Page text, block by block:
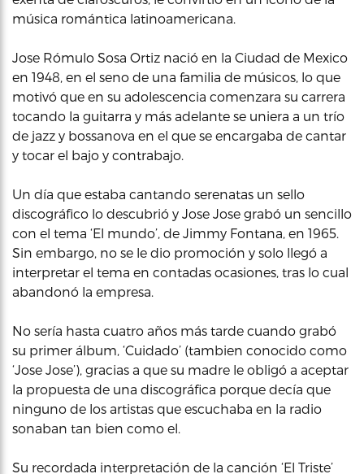
música romántica latinoamericana.
Jose Rómulo Sosa Ortiz nació en la Ciudad de Mexico
en 1948, en el seno de una familia de músicos, lo que
motivó que en su adolescencia comenzara su carrera
tocando la guitarra y más adelante se uniera a un trío
de jazz y bossanova en el que se encargaba de cantar
y tocar el bajo y contrabajo.
Un día que estaba cantando serenatas un sello
discográfico lo descubrió y Jose Jose grabó un sencillo
con el tema ‘El mundo’, de Jimmy Fontana, en 1965.
Sin embargo, no se le dio promoción y solo llegó a
interpretar el tema en contadas ocasiones, tras lo cual
abandonó la empresa.
No sería hasta cuatro años más tarde cuando grabó
su primer álbum, ‘Cuidado’ (tambien conocido como
‘Jose Jose’), gracias a que su madre le obligó a aceptar
la propuesta de una discográfica porque decía que
ninguno de los artistas que escuchaba en la radio
sonaban tan bien como el.
Su recordada interpretación de la canción ‘El Triste’